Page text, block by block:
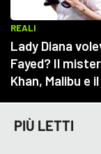
PIÙ LETTI